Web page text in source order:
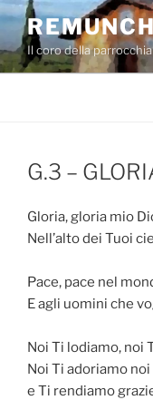
Salta
contenuto
Il coro della
G.3 –
Gloria, gloria mio
Nell’alto dei Tuoi
Pace, pace nel
E agli uomini che
Noi Ti lodiamo, noi
Noi Ti adoriamo
e Ti rendiamo